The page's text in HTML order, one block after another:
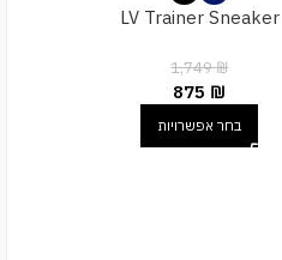
LV Trainer Sneaker
1,749₪
875 ₪
בחר אפשרויות